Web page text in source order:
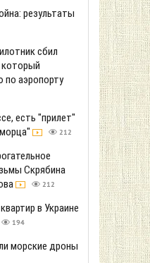
результаты
сбил
который
по аэропорту
есть "прилет"
212
Скрябина
212
в Украине
194
морские дроны